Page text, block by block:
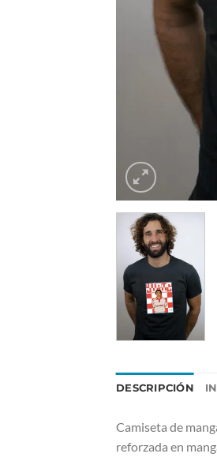
DESCRIPCIÓN
Camiseta de
reforzada en